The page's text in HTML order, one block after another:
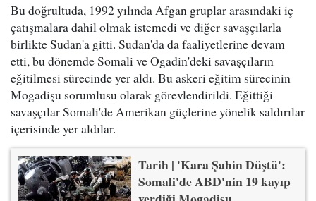
Bu doğrultuda, 1992 yılında Afgan gruplar arasındaki iç
çatışmalara dahil olmak istemedi ve diğer savaşçılarla
birlikte Sudan'a gitti. Sudan'da da faaliyetlerine devam
etti, bu dönemde Somali ve Ogadin'deki savaşçıların
eğitilmesi sürecinde yer aldı. Bu askeri eğitim sürecinin
Mogadişu sorumlusu olarak görevlendirildi. Eğittiği
savaşçılar Somali'de Amerikan güçlerine yönelik saldırılar
içerisinde yer aldılar.
Tarih | 'Kara Şahin Düştü':
Somali'de ABD'nin 19 kayıp